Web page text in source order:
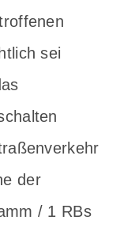
sei
der
/ 1 RBs